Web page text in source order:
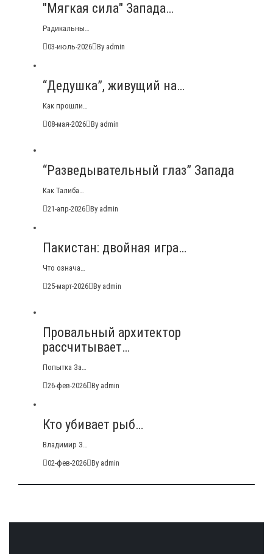
"Мягкая сила" Запада…
Радикальны…
03-июль-2026 By admin
“Дедушка”, живущий на…
Как прошли…
08-мая-2026 By admin
“Разведывательный глаз” Запада
Как Талиба…
21-апр-2026 By admin
Пакистан: двойная игра…
Что означа…
25-март-2026 By admin
Провальный архитектор
рассчитывает…
Попытка За…
26-фев-2026 By admin
Кто убивает рыб…
Владимир З…
02-фев-2026 By admin